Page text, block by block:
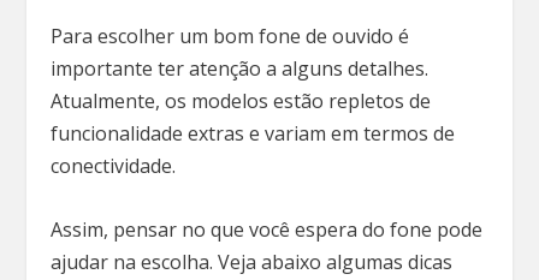
Para escolher um bom fone de ouvido é
importante ter atenção a alguns detalhes.
Atualmente, os modelos estão repletos de
funcionalidade extras e variam em termos de
conectividade.
Assim, pensar no que você espera do fone pode
ajudar na escolha. Veja abaixo algumas dicas